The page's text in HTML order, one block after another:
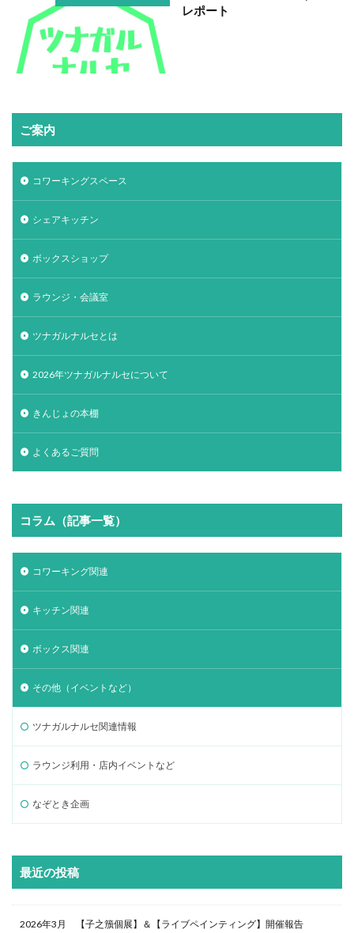
レポート
ご案内
コワーキングスペース
シェアキッチン
ボックスショップ
ラウンジ・会議室
ツナガルナルセとは
2026年ツナガルナルセについて
きんじょの本棚
よくあるご質問
コラム（記事一覧）
コワーキング関連
キッチン関連
ボックス関連
その他（イベントなど）
ツナガルナルセ関連情報
ラウンジ利用・店内イベントなど
なぞとき企画
最近の投稿
2026年3月 【子之籏個展】＆【ライブペインティング】開催報告